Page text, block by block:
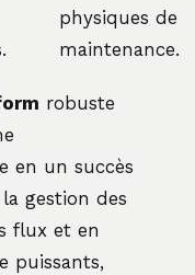
physiques de
maintenance.
robuste
en un succès
gestion des
flux et en
puissants,